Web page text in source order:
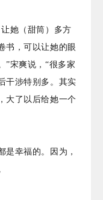
她（甜筒）多方
书，可以让她的眼
”宋爽说，“很多家
干涉特别多。其实
大了以后给她一个
是幸福的。因为，